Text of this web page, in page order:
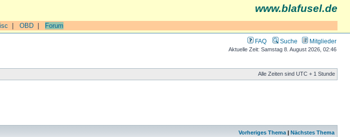
www.blafusel.de
OBD Forum
FAQ Suche Mitglieder
Aktuelle Zeit: Samstag 8. August 2026, 02:46
Alle Zeiten sind UTC + 1 Stunde
Vorheriges Thema | Nächstes Thema